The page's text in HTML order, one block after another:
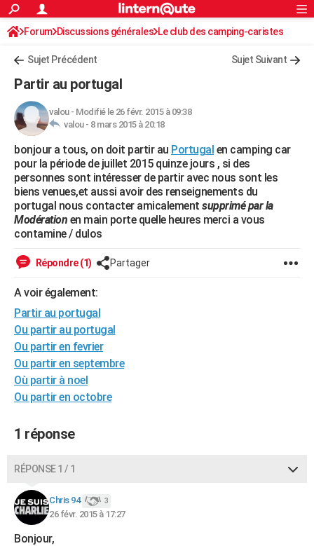
ACTUALITÉS
Politique
Société
Faits Divers
Education
Monde
Villes
+
FINANCE
Retraite
Impôts
Epargne
Immobilier
Risques naturels par ville
Banque
Assurance
Crédit
AUTO
Essais
Réserver un essai
Citadines
Berlines
SUV
Forum auto
+HIGH-TECH
Mobiles
Meilleur smartphone
Internet
Ordinateurs
Jeux vidéo
Guide high-tech
+BRICOLAGE
Forum
Aménagement intérieur
Extérieur
Cuisine
Salle de bains
Jardinage
Rangement
WEEK-END
Guides de France
Week-end nature
Art de vivre
Bien-être
Loisirs
Mode
Modes de vie
Alimentation
Guide de la santé
Maladies
Médicaments
Sommeil
Destinations
City break
Voyage nature
Voyage de noces
Forum
Climat
+PHOTO
GUIDES D'ACHAT
BONS PLANS
Carte de Noël
Carte Bonne année
Carte Saint-Valentin
Carte Pâques
Carte d'anniversaire
DICTIONNAIRE
Dictionnaire
Biographies
Citations
Expressions
Proverbes
PROGRAMME TV
COPAINS D'AVANT
S'inscrire
Se connecter
Lycées
Collèges
Primaires
Universités
Entreprises
Service militaire
Avis de recherche
Rechercher
S'inscrire
Connexion
Forum Discussions générales Le club des camping-caristes
Sujet Précédent Sujet Suivant
Partir au portugal
valou- Modifié le 26 févr. 2015 à 09:38
valou - 8 mars 2015 à 20:18
bonjour a tous, on doit partir au Portugal en camping car
pour la période de juillet 2015 quinze jours , si des
personnes sont intéresser de partir avec nous sont les
biens venues,et aussi avoir des renseignements du
portugal nous contacter amicalement supprimé par la
Modération en main porte quelle heures merci a vous
contamine / dulos
Répondre (1) Partager
A voir également:
Partir au portugal
Ou partir au portugal
Ou partir en fevrier
Ou partir en septembre
Où partir à noel
Ou partir en octobre
1 réponse
RÉPONSE 1 / 1
Chris 94 3
26 févr. 2015 à 17:27
Bonjour,